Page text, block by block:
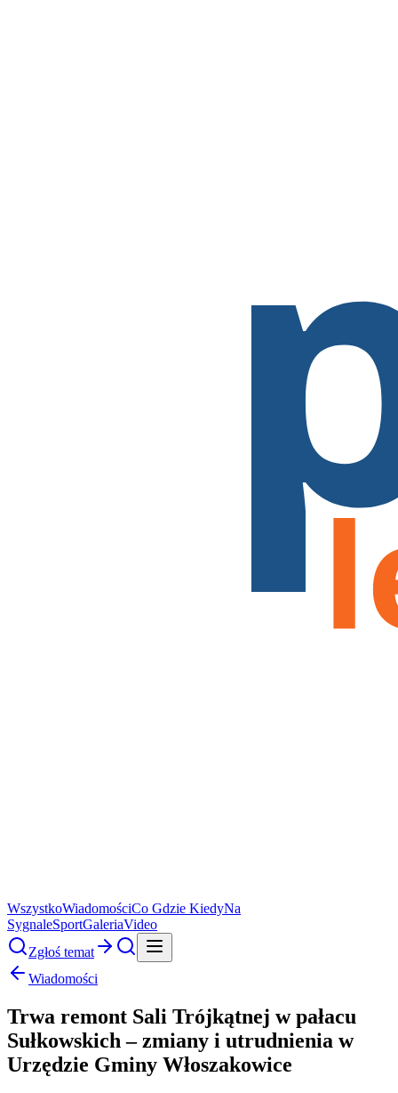
WszystkoWiadomościCo Gdzie KiedyNa
SygnaleSportGaleriaVideo
Zgłoś temat
Wiadomości
Trwa remont Sali Trójkątnej w pałacu
Sułkowskich – zmiany i utrudnienia w
Urzędzie Gminy Włoszakowice